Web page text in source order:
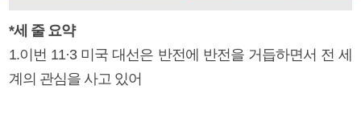
*세 줄 요약
1.이번 11·3 미국 대선은 반전에 반전을 거듭하면서 전 세
계의 관심을 사고 있어